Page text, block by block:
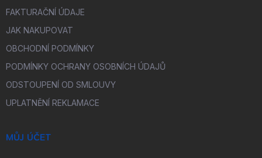
FAKTURAČNÍ ÚDAJE
JAK NAKUPOVAT
OBCHODNÍ PODMÍNKY
PODMÍNKY OCHRANY OSOBNÍCH ÚDAJŮ
ODSTOUPENÍ OD SMLOUVY
UPLATNĚNÍ REKLAMACE
MŮJ ÚČET